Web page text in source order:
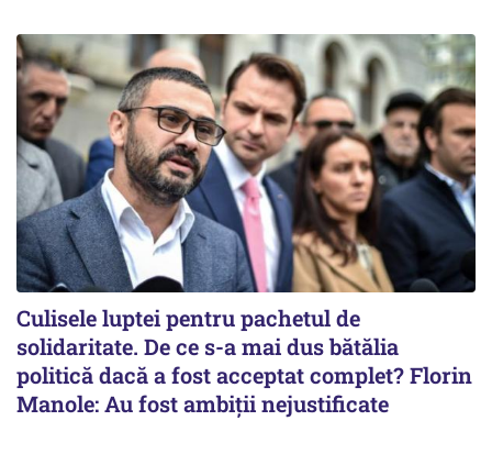
Culisele luptei pentru pachetul de
solidaritate. De ce s-a mai dus bătălia
politică dacă a fost acceptat complet? Florin
Manole: Au fost ambiții nejustificate